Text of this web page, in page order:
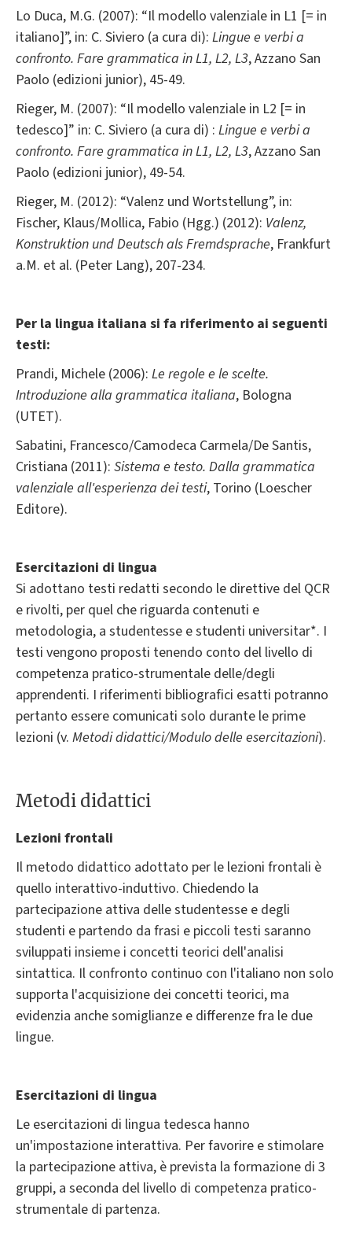
Lo Duca, M.G. (2007): “Il modello valenziale in L1 [= in
italiano]”, in: C. Siviero (a cura di): Lingue e verbi a
confronto. Fare grammatica in L1, L2, L3, Azzano San
Paolo (edizioni junior), 45-49.
Rieger, M. (2007): “Il modello valenziale in L2 [= in
tedesco]” in: C. Siviero (a cura di) : Lingue e verbi a
confronto. Fare grammatica in L1, L2, L3, Azzano San
Paolo (edizioni junior), 49-54.
Rieger, M. (2012): “Valenz und Wortstellung”, in:
Fischer, Klaus/Mollica, Fabio (Hgg.) (2012): Valenz,
Konstruktion und Deutsch als Fremdsprache, Frankfurt
a.M. et al. (Peter Lang), 207-234.
Per la lingua italiana si fa riferimento ai seguenti
testi:
Prandi, Michele (2006): Le regole e le scelte.
Introduzione alla grammatica italiana, Bologna
(UTET).
Sabatini, Francesco/Camodeca Carmela/De Santis,
Cristiana (2011): Sistema e testo. Dalla grammatica
valenziale all'esperienza dei testi, Torino (Loescher
Editore).
Esercitazioni di lingua
Si adottano testi redatti secondo le direttive del QCR
e rivolti, per quel che riguarda contenuti e
metodologia, a studentesse e studenti universitar*. I
testi vengono proposti tenendo conto del livello di
competenza pratico-strumentale delle/degli
apprendenti. I riferimenti bibliografici esatti potranno
pertanto essere comunicati solo durante le prime
lezioni (v. Metodi didattici/Modulo delle esercitazioni).
Metodi didattici
Lezioni frontali
Il metodo didattico adottato per le lezioni frontali è
quello interattivo-induttivo. Chiedendo la
partecipazione attiva delle studentesse e degli
studenti e partendo da frasi e piccoli testi saranno
sviluppati insieme i concetti teorici dell'analisi
sintattica. Il confronto continuo con l'italiano non solo
supporta l'acquisizione dei concetti teorici, ma
evidenzia anche somiglianze e differenze fra le due
lingue.
Esercitazioni di lingua
Le esercitazioni di lingua tedesca hanno
un'impostazione interattiva. Per favorire e stimolare
la partecipazione attiva, è prevista la formazione di 3
gruppi, a seconda del livello di competenza pratico-
strumentale di partenza.